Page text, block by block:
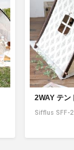
2WAY テン
Sifflus SFF-